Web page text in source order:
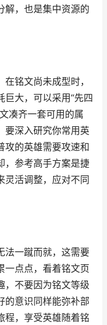
解，也是集中资源的
铭文尚未成型时，
巨大，可以采用“先四
凑齐一套可用的属
要深入研究你常用英
攻的英雄需要攻速和
，参考高手方案是捷
灵活调整，应对不同
法一蹴而就，这需要
一点点，看着铭文页
，不要因为铭文等级
的意识同样能弥补部
程，享受英雄随着铭